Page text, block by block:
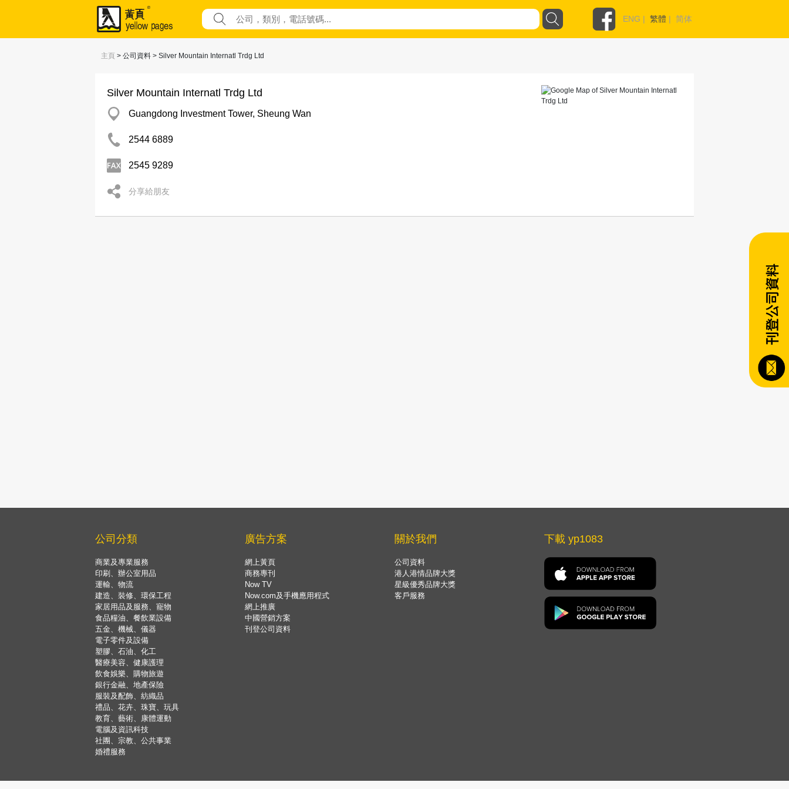
ENG | 繁體 | 简体
主頁 > 公司資料 > Silver Mountain Internatl Trdg Ltd
Silver Mountain Internatl Trdg Ltd
Guangdong Investment Tower, Sheung Wan
2544 6889
2545 9289
分享給朋友
公司分類
商業及專業服務
印刷、辦公室用品
運輸、物流
建造、裝修、環保工程
家居用品及服務、寵物
食品糧油、餐飲業設備
五金、機械、儀器
電子零件及設備
塑膠、石油、化工
醫療美容、健康護理
飲食娛樂、購物旅遊
銀行金融、地產保險
服裝及配飾、紡織品
禮品、花卉、珠寶、玩具
教育、藝術、康體運動
電腦及資訊科技
社團、宗教、公共事業
婚禮服務
廣告方案
網上黃頁
商務專刊
Now TV
Now.com及手機應用程式
網上推廣
中國營銷方案
刊登公司資料
關於我們
公司資料
港人港情品牌大獎
星級優秀品牌大獎
客戶服務
下載 yp1083